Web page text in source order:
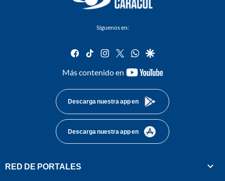
Síguenos en:
facebook
tiktok instagram
twitterwhatsapp
google
Más contenido en
youtube-
Descarga nuestra app en
Descarga nuestra app en
RED DE PORTALES